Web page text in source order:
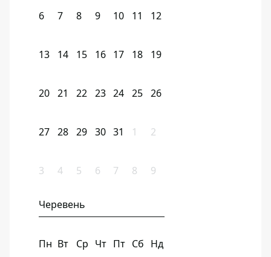
6 7 8 9 10 11 12
13 14 15 16 17 18 19
20 21 22 23 24 25 26
27 28 29 30 31 1 2
3 4 5 6 7 8 9
Черевень
Пн Вт Ср Чт Пт Сб Нд